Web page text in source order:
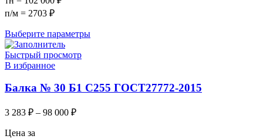
п/м = 2703 ₽
Выберите параметры
Быстрый просмотр
В избранное
Балка № 30 Б1 С255 ГОСТ27772-2015
3 283 ₽ – 98 000 ₽
Цена за